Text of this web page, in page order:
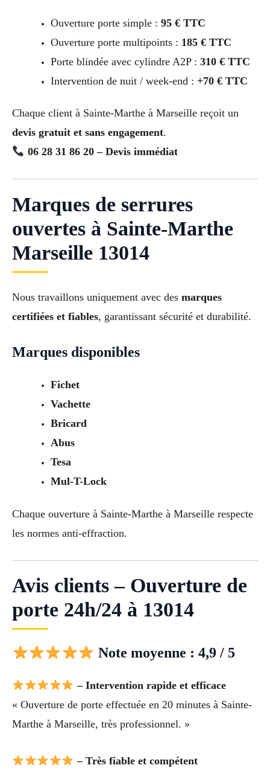
Ouverture porte simple : 95 € TTC
Ouverture porte multipoints : 185 € TTC
Porte blindée avec cylindre A2P : 310 € TTC
Intervention de nuit / week-end : +70 € TTC
Chaque client à Sainte-Marthe à Marseille reçoit un
devis gratuit et sans engagement.
06 28 31 86 20 – Devis immédiat
Marques de serrures
ouvertes à Sainte-Marthe
Marseille 13014
Nous travaillons uniquement avec des marques
certifiées et fiables, garantissant sécurité et durabilité.
Marques disponibles
Fichet
Vachette
Bricard
Abus
Tesa
Mul-T-Lock
Chaque ouverture à Sainte-Marthe à Marseille respecte
les normes anti-effraction.
Avis clients – Ouverture de
porte 24h/24 à 13014
Note moyenne : 4,9 / 5
– Intervention rapide et efficace
« Ouverture de porte effectuée en 20 minutes à Sainte-
Marthe à Marseille, très professionnel. »
– Très fiable et compétent